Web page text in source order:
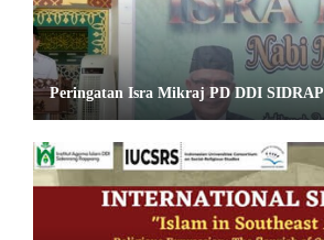
Peringatan Isra Mikraj PD DDI SIDRAP